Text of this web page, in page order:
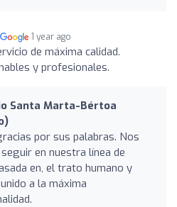
1 year ago
de máxima calidad.
y profesionales.
Santa Marta-Bértoa
por sus palabras. Nos
en nuestra línea de
en, el trato humano y
a la máxima